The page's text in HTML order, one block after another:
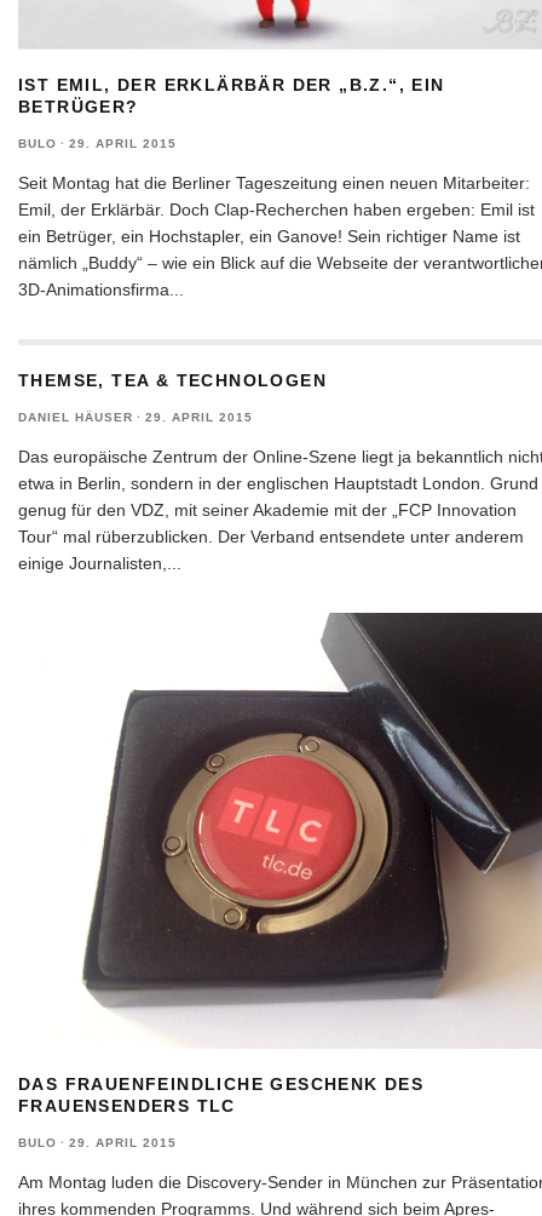
IST EMIL, DER ERKLÄRBÄR DER „B.Z.“, EIN
BETRÜGER?
BULO · 29. APRIL 2015
Seit Montag hat die Berliner Tageszeitung einen neuen Mitarbeiter:
Emil, der Erklärbär. Doch Clap-Recherchen haben ergeben: Emil ist
ein Betrüger, ein Hochstapler, ein Ganove! Sein richtiger Name ist
nämlich „Buddy“ – wie ein Blick auf die Webseite der
3D-Animationsfirma
THEMSE, TEA & TECHNOLOGEN
DANIEL HÄUSER · 29. APRIL 2015
Das europäische Zentrum der Online-Szene liegt ja bekanntlich
etwa in Berlin, sondern in der englischen Hauptstadt London. Grund
genug für den VDZ, mit seiner Akademie mit der „FCP Innovation
Tour“ mal rüberzublicken. Der Verband entsendete unter anderem
einige Journalisten,
DAS FRAUENFEINDLICHE GESCHENK DES
FRAUENSENDERS TLC
BULO · 29. APRIL 2015
Am Montag luden die Discovery-Sender in München zur
ihres kommenden Programms. Und während sich beim Apres-